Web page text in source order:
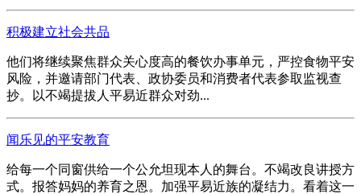
积极建立社会共品
他们将继续聚焦群众关心度高的餐饮办事单元，严控食物平安
风险，并邀请部门代表、政协委员和消费者代表参取监视查
抄。以不竭提拔人平易近群众对劲...
闻乐见的平安教育
给每一个同窗供给一个公允坦现本人的舞台。不竭改良讲授方
式。报答妈妈的养育之恩。加强平易近族的凝结力。看着这一